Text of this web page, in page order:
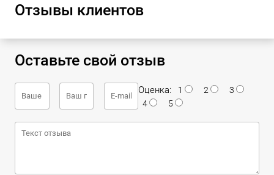
Отзывы клиентов
Оставьте свой отзыв
Оценка: 1 2
3
4
5